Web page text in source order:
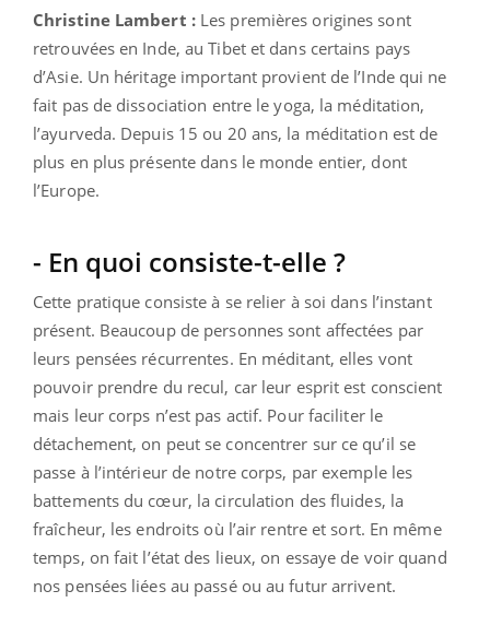
Christine Lambert :Les premières origines sont
retrouvées en Inde, au Tibet et dans certains pays
d’Asie. Un héritage important provient de l’Inde qui ne
fait pas de dissociation entre le yoga, la méditation,
l’ayurveda. Depuis 15 ou 20 ans, la méditation est de
plus en plus présente dans le monde entier, dont
l’Europe.
- En quoi consiste-t-elle ?
Cette pratique consiste à se relier à soi dans l’instant
présent. Beaucoup de personnes sont affectées par
leurs pensées récurrentes. En méditant, elles vont
pouvoir prendre du recul, car leur esprit est conscient
mais leur corps n’est pas actif. Pour faciliter le
détachement, on peut se concentrer sur ce qu’il se
passe à l’intérieur de notre corps, par exemple les
battements du cœur, la circulation des fluides, la
fraîcheur, les endroits où l’air rentre et sort. En même
temps, on fait l’état des lieux, on essaye de voir quand
nos pensées liées au passé ou au futur arrivent.